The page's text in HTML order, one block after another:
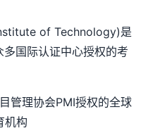
of Technology)是
国际认证中心授权的考
理协会PMI授权的全球
机构